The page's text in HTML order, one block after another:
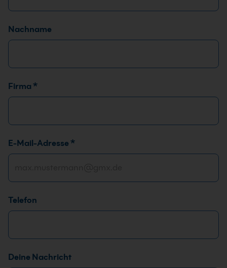
Nachname
Firma *
E-Mail-Adresse *
Telefon
A
Deine Nachricht